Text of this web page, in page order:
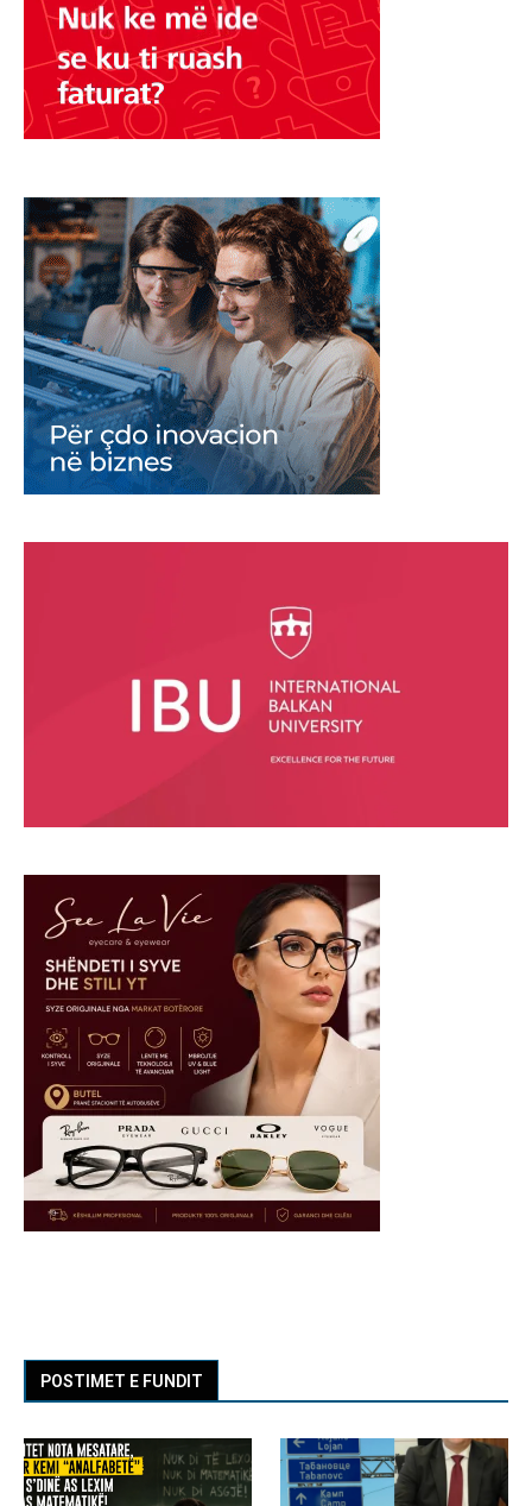
POSTIMET E FUNDIT